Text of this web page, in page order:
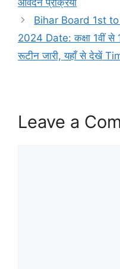
Bihar Board 1st
2024 Date: कक्षा 1वीं से
रूटीन जारी, यहाँ से देखें
Leave a